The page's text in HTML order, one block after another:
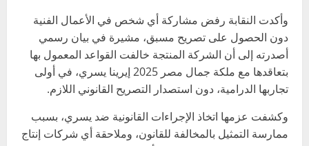
وأكدت النقابة رفض مشاركة أي شخص في الأعمال الفنية
دون الحصول على تصريح مسبق، مشيرة في بيان رسمي
أصدرته إلى أن الشركة المنتجة خالفت القواعد المعمول بها
بتعاقدها مع ملكة جمال مصر 2025 إيرينا يسري، في أولى
تجاربها الدرامية، دون استصدار التصريح القانوني اللازم.
وكشفت عزمها اتخاذ الإجراءات القانونية ضد يسري، بسبب
ممارسة التمثيل بالمخالفة للقانون، وملاحقة أي شركات إنتاج